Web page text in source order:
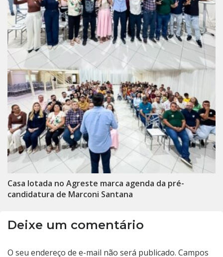
Casa lotada no Agreste marca agenda da pré-
candidatura de Marconi Santana
Deixe um comentário
O seu endereço de e-mail não será publicado. Campos